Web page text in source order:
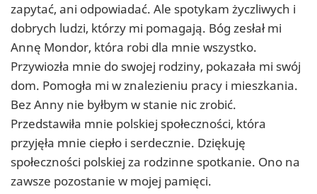
zapytać, ani odpowiadać. Ale spotykam życzliwych i
dobrych ludzi, którzy mi pomagają. Bóg zesłał mi
Annę Mondor, która robi dla mnie wszystko.
Przywiozła mnie do swojej rodziny, pokazała mi swój
dom. Pomogła mi w znalezieniu pracy i mieszkania.
Bez Anny nie byłbym w stanie nic zrobić.
Przedstawiła mnie polskiej społeczności, która
przyjęła mnie ciepło i serdecznie. Dziękuję
społeczności polskiej za rodzinne spotkanie. Ono na
zawsze pozostanie w mojej pamięci.